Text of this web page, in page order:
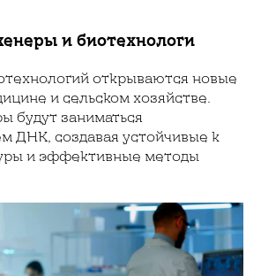
и биотехнологи
открываются новые
и сельском хозяйстве.
будут заниматься
ДНК, создавая устойчивые к
и эффективные методы